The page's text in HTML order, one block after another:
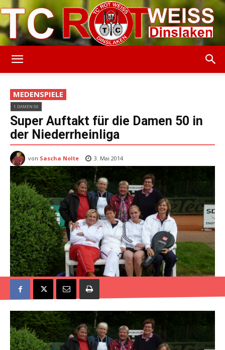
Weiss
Dinslaken
MEDENSPIELE
1.DAMEN 50
Super Auftakt für die Damen 50 in
der Niederrheinliga
von Sascha Nolte 3. Mai 2014